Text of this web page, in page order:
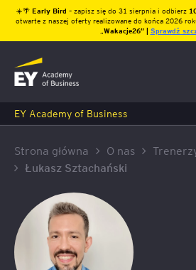
☀️🌴 Early Bird – zapisz się do 31 sierpnia i odbierz
otwarte z naszej oferty realizowane do końca 2026
Wakacje26″ | Sprawdź
EY Academy of Business
Strona główna O nas
Łukasz Sztachański